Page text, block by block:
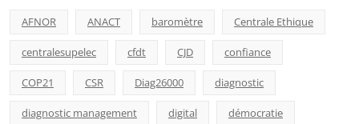
AFNOR ANACT baromètre Centrale Ethique
centralesupelec cfdt CJD confiance
COP21 CSR Diag26000 diagnostic
diagnostic management digital démocratie